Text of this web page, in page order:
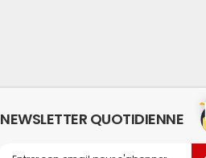
NEWSLETTER QUOTIDIENNE